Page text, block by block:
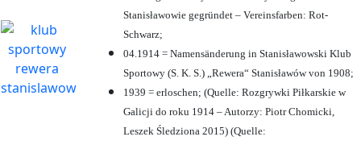
Stanisławowie gegründet – Vereinsfarben: Rot-
Schwarz;
04.1914 = Namensänderung in Stanisławowski Klub
Sportowy (S. K. S.) „Rewera“ Stanisławów von 1908;
1939 = erloschen; (Quelle: Rozgrywki Piłkarskie w
Galicji do roku 1914 – Autorzy: Piotr Chomicki,
Leszek Śledziona 2015) (Quelle: